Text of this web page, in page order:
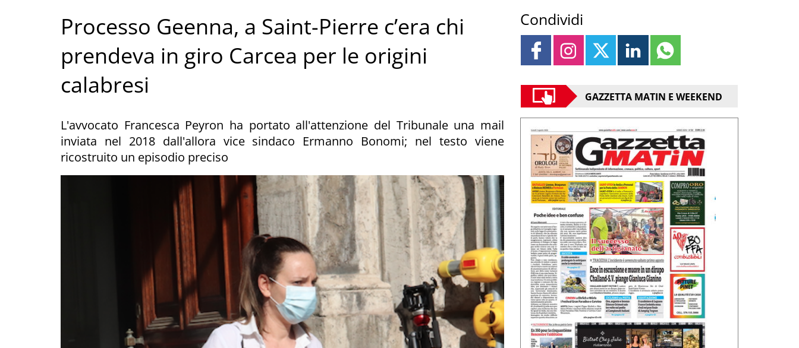
Processo Geenna, a Saint-Pierre c’era chi
prendeva in giro Carcea per le origini
calabresi
L'avvocato Francesca Peyron ha portato all'attenzione del Tribunale una mail
inviata nel 2018 dall'allora vice sindaco Ermanno Bonomi; nel testo viene
ricostruito un episodio preciso
Condividi
GAZZETTA MATIN E WEEKEND